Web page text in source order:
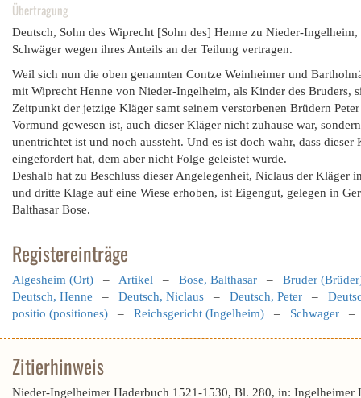
Übertragung
Deutsch, Sohn des Wiprecht [Sohn des] Henne zu Nieder-
Schwäger wegen ihres Anteils an der Teilung vertragen.
Weil sich nun die oben genannten Contze Weinheimer und
mit Wiprecht Henne von Nieder-Ingelheim, als Kinder des Bruders,
Zeitpunkt der jetzige Kläger samt seinem verstorbenen Brüdern
Vormund gewesen ist, auch dieser Kläger nicht zuhause war,
unentrichtet ist und noch aussteht. Und es ist doch wahr, dass
eingefordert hat, dem aber nicht Folge geleistet wurde.
Deshalb hat zu Beschluss dieser Angelegenheit, Niclaus der
und dritte Klage auf eine Wiese erhoben, ist Eigengut, gelegen in
Balthasar Bose.
Registereinträge
Algesheim (Ort) – Artikel – Bose, Balthasar – Bruder
Deutsch, Henne – Deutsch, Niclaus – Deutsch, Peter –
positio (positiones) – Reichsgericht (Ingelheim) – Schwager
Zitierhinweis
Nieder-Ingelheimer Haderbuch 1521-1530, Bl. 280, in: